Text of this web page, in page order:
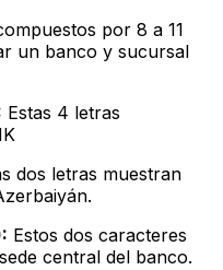
por 8 a 11
un banco y sucursal
Estas 4 letras
dos letras muestran
Estos dos caracteres
central del banco.